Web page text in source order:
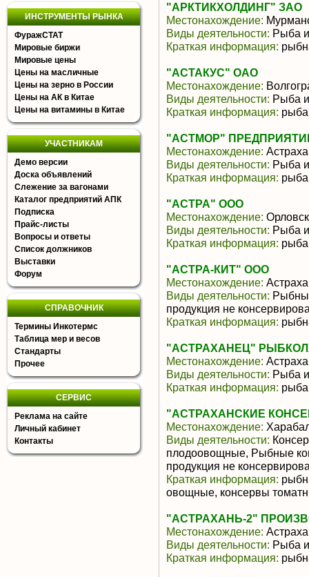
ИНСТРУМЕНТЫ РЫНКА
ФуражСТАТ
Мировые биржи
Мировые цены
Цены на масличные
Цены на зерно в России
Цены на АК в Китае
Цены на витамины в Китае
УЧАСТНИКАМ
Демо версии
Доска объявлений
Слежение за вагонами
Каталог предприятий АПК
Подписка
Прайс-листы
Вопросы и ответы
Список должников
Выставки
Форум
СПРАВОЧНИК
Термины Инкотермс
Таблица мер и весов
Стандарты
Прочее
СЕРВИС
Реклама на сайте
Личный кабинет
Контакты
"АРКТИКХОЛДИНГ" ЗАО
Местонахождение:
Виды деятельности: Рыба
Краткая информация:
"АСТАКУС" ОАО
Местонахождение:
Виды деятельности: Рыба
Краткая информация:
"АСТМОР"
Местонахождение:
Виды деятельности: Рыба
Краткая информация:
"АСТРА" ООО
Местонахождение:
Виды деятельности: Рыба
Краткая информация: рыба
"АСТРА-КИТ" ООО
Местонахождение:
Виды деятельности:
продукция не
Краткая информация:
"АСТРАХАНЕЦ"
Местонахождение:
Виды деятельности: Рыба
Краткая информация:
"АСТРАХАНСКИЕ
Местонахождение:
Виды деятельности:
плодоовощные, Рыбные
продукция не
Краткая информация:
овощные, консервы
"АСТРАХАНЬ-2"
Местонахождение:
Виды деятельности: Рыба
Краткая информация: